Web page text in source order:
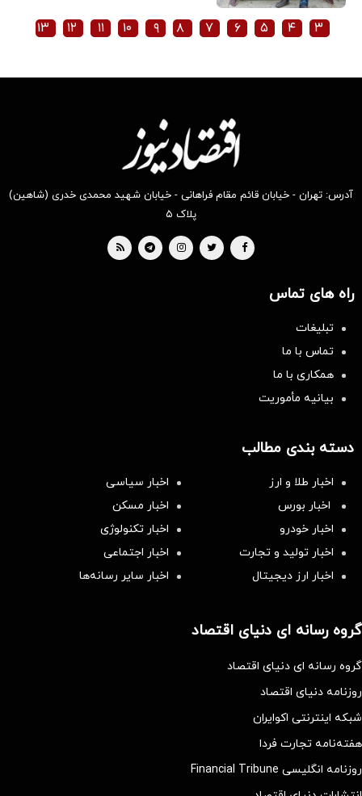
۳ ۴ ۵ ۶ ۷ ۸ ۹ ۱۰ ۱۱ ۱۲ ۱۳
آدرس: تهران - خیابان قائم مقام فراهانی - خیابان شهید محمدی خدری (شاهین)
پلاک ۵
راه های تماس
تبلیغات
تماس با ما
همکاری با ما
بیانیه مأموریت
دسته بندی مطالب
اخبار طلا و ارز
اخبار سیاسی
اخبار بورس
اخبار مسکن
اخبار خودرو
اخبار تکنولوژی
اخبار تولید و تجارت
اخبار اجتماعی
اخبار ارز دیجیتال
اخبار سایر رسانه‌‌ها
گروه رسانه ای دنیای اقتصاد
گروه رسانه ای دنیای اقتصاد
روزنامه دنیای اقتصاد
شبکه اینترنتی اکوایران
هفته‌نامه تجارت فردا
روزنامه انگلیسی Financial Tribune